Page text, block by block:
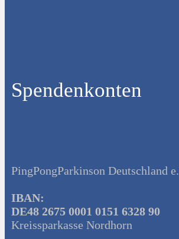
Spendenkonten
PingPongParkinson Deutschland
IBAN:
DE48 2675 0001 0151 6328 90
Kreissparkasse Nordhorn